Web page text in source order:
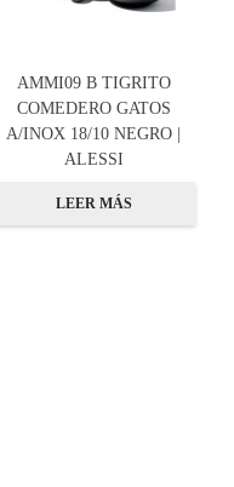
AMMI09 B TIGRITO
COMEDERO GATOS
A/INOX 18/10 NEGRO |
ALESSI
LEER MÁS